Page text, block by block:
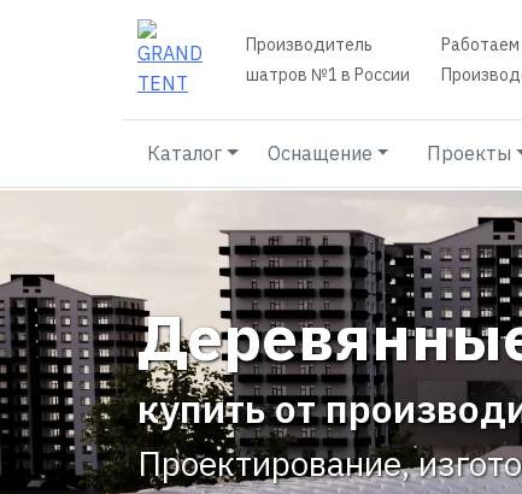
Производитель
шатров №1 в России
Каталог Оснащение Проекты
купить от
Проектирование,